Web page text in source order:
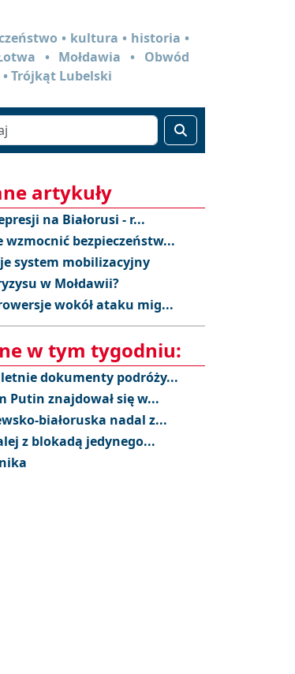
• kultura • historia •
• Mołdawia • Obwód
Trójkąt Lubelski
artykuły
na Białorusi - r...
wzmocnić bezpieczeństw...
system mobilizacyjny
w Mołdawii?
wokół ataku mig...
w tym tygodniu:
dokumenty podróży...
Putin znajdował się w...
białoruska nadal z...
z blokadą jedynego...